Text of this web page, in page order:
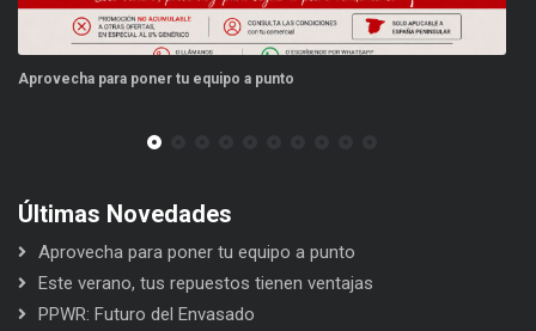
para poner tu equipo a punto
Últimas Novedades
Aprovecha para poner tu equipo a punto
Este verano, tus repuestos tienen ventajas
PPWR: Futuro del Envasado